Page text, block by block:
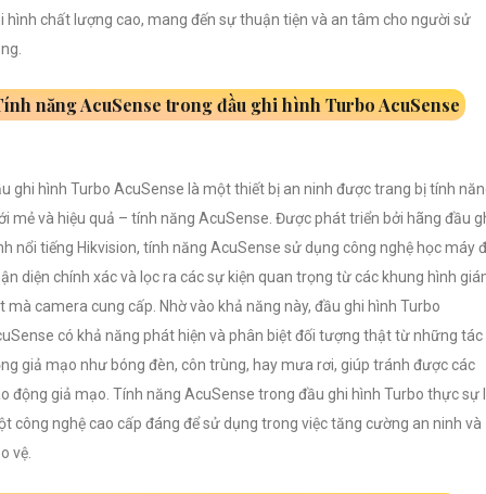
hình chất lượng cao, mang đến sự thuận tiện và an tâm cho người sử
năng AcuSense trong đầu ghi hình Turbo AcuSense
ghi hình Turbo AcuSense là một thiết bị an ninh được trang bị tính
mẻ và hiệu quả – tính năng AcuSense. Được phát triển bởi hãng đầu
nổi tiếng Hikvision, tính năng AcuSense sử dụng công nghệ học máy
diện chính xác và lọc ra các sự kiện quan trọng từ các khung hình
mà camera cung cấp. Nhờ vào khả năng này, đầu ghi hình Turbo
có khả năng phát hiện và phân biệt đối tượng thật từ những tác
giả mạo như bóng đèn, côn trùng, hay mưa rơi, giúp tránh được các
động giả mạo. Tính năng AcuSense trong đầu ghi hình Turbo thực sự
công nghệ cao cấp đáng để sử dụng trong việc tăng cường an ninh và
vệ.